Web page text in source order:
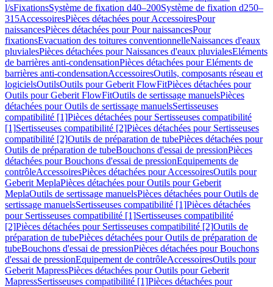
l/sFixationsSystème de fixation d40–200Système de fixation d250–
315AccessoiresPièces détachées pour AccessoiresPour
naissancesPièces détachées pour Pour naissancesPour
fixationsEvacuation des toitures conventionnelleNaissances d'eaux
pluvialesPièces détachées pour Naissances d'eaux pluvialesEléments
de barrières anti-condensationPièces détachées pour Eléments de
barrières anti-condensationAccessoiresOutils, composants réseau et
logicielsOutilsOutils pour Geberit FlowFitPièces détachées pour
Outils pour Geberit FlowFitOutils de sertissage manuelsPièces
détachées pour Outils de sertissage manuelsSertisseuses
compatibilité [1]Pièces détachées pour Sertisseuses compatibilité
[1]Sertisseuses compatibilité [2]Pièces détachées pour Sertisseuses
compatibilité [2]Outils de préparation de tubePièces détachées pour
Outils de préparation de tubeBouchons d'essai de pressionPièces
détachées pour Bouchons d'essai de pressionEquipements de
contrôleAccessoiresPièces détachées pour AccessoiresOutils pour
Geberit MeplaPièces détachées pour Outils pour Geberit
MeplaOutils de sertissage manuelsPièces détachées pour Outils de
sertissage manuelsSertisseuses compatibilité [1]Pièces détachées
pour Sertisseuses compatibilité [1]Sertisseuses compatibilité
[2]Pièces détachées pour Sertisseuses compatibilité [2]Outils de
préparation de tubePièces détachées pour Outils de préparation de
tubeBouchons d'essai de pressionPièces détachées pour Bouchons
d'essai de pressionEquipement de contrôleAccessoiresOutils pour
Geberit MapressPièces détachées pour Outils pour Geberit
MapressSertisseuses compatibilité [1]Pièces détachées pour